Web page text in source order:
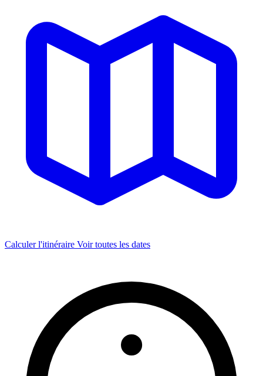
Calculer l'itinéraire Voir toutes les dates